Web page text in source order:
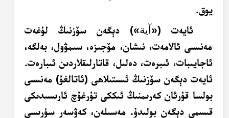
يوق.
ئايەت (« آية») دېگەن سۆزنىڭ لۇغەت
مەنىسى ئالامەت، نىشان، مۆجىزە، سىمۋول، بەلگە،
ئاجايىبات، ئىبرەت، دەلىل، قاتارلىقلاردىن ئىبارەت.
ئايەت دېگەن سۆزنىڭ ئىستىلاھى (ئاتالغۇ) مەنىسى
بولسا قۇرئان كەرىمنىڭ ئىككى تۇرغۇچ ئارىسىدىكى
قىسمى دېگەن بولىدۇ. مەسىلەن، كەۋسەر سۈرىسى